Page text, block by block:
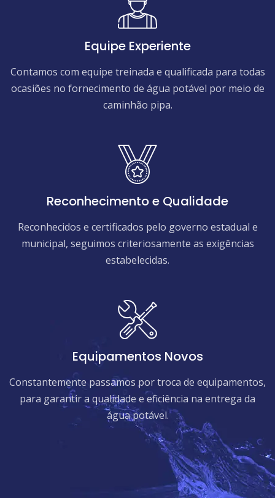
Equipe Experiente
Contamos com equipe treinada e qualificada para todas
ocasiões no fornecimento de água potável por meio de
caminhão pipa.
Reconhecimento e Qualidade
Reconhecidos e certificados pelo governo estadual e
municipal, seguimos criteriosamente as exigências
estabelecidas.
Equipamentos Novos
Constantemente passamos por troca de equipamentos,
para garantir a qualidade e eficiência na entrega da
água potável.